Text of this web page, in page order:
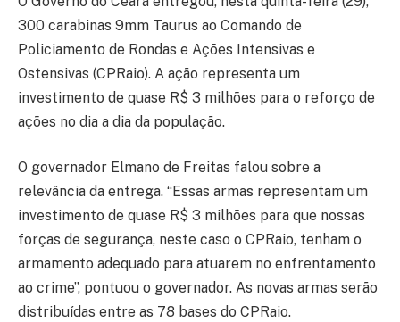
300 carabinas 9mm Taurus ao Comando de
Policiamento de Rondas e Ações Intensivas e
Ostensivas (CPRaio). A ação representa um
investimento de quase R$ 3 milhões para o reforço de
ações no dia a dia da população.
O governador Elmano de Freitas falou sobre a
relevância da entrega. “Essas armas representam um
investimento de quase R$ 3 milhões para que nossas
forças de segurança, neste caso o CPRaio, tenham o
armamento adequado para atuarem no enfrentamento
ao crime”, pontuou o governador. As novas armas serão
distribuídas entre as 78 bases do CPRaio.